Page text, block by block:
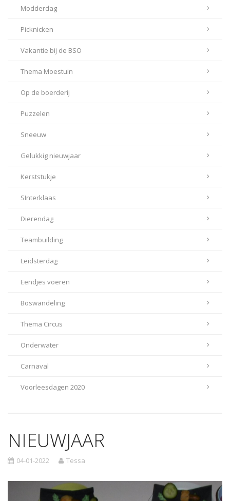
Modderdag
Picknicken
Vakantie bij de BSO
Thema Moestuin
Op de boerderij
Puzzelen
Sneeuw
Gelukkig nieuwjaar
Kerststukje
SInterklaas
Dierendag
Teambuilding
Leidsterdag
Eendjes voeren
Boswandeling
Thema Circus
Onderwater
Carnaval
Voorleesdagen 2020
NIEUWJAAR
04-01-2022 Tessa